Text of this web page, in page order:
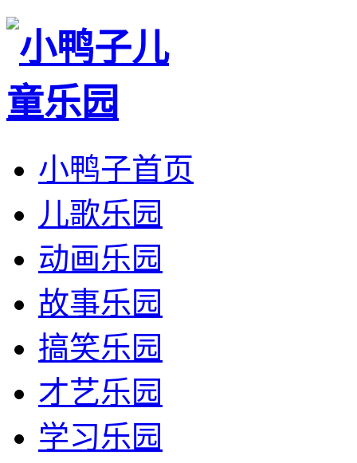
小鸭子首页
儿歌乐园
动画乐园
故事乐园
搞笑乐园
才艺乐园
学习乐园